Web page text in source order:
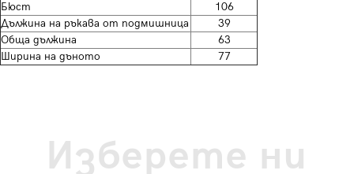
Бюст
106
Дължина на ръкава от подмишница
39
Обща дължина
63
Ширина на дъното
77
Изберете ни